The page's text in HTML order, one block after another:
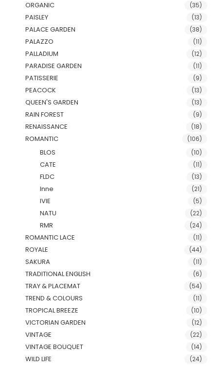
ORGANIC (35)
PAISLEY (13)
PALACE GARDEN (38)
PALAZZO (11)
PALLADIUM (12)
PARADISE GARDEN (11)
PATISSERIE (9)
PEACOCK (13)
QUEEN'S GARDEN (13)
RAIN FOREST (9)
RENAISSANCE (18)
ROMANTIC (106)
BLOS (10)
CATE (11)
FLDC (13)
Inne (21)
IVIE (5)
NATU (22)
RMR (24)
ROMANTIC LACE (11)
ROYALE (44)
SAKURA (11)
TRADITIONAL ENGLISH (6)
TRAY & PLACEMAT (54)
TREND & COLOURS (11)
TROPICAL BREEZE (10)
VICTORIAN GARDEN (12)
VINTAGE (22)
VINTAGE BOUQUET (14)
WILD LIFE (24)